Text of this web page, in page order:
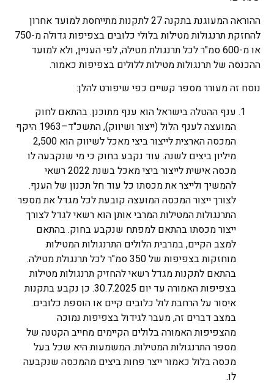
ההוראה המעוגנת בתקנה 27 לתקנות מתייחסת למועד אחרון
להחזקת תרנגולות מטילות בלולי כלובים בצפיפות גדולה מ-750
או מ-600 סמ"ר לכל תרנגולת מטילה, לפי העניין, ולא למועד
ההכנסה של תרנגולות מטילות ללולים בצפיפות כאמור.
נוסח זה מעורר מספר קשיים כפי שיפורט להלן:
ענף ההטלה בישראל הוא ענף מתוכנן. בהתאם לחוק
המועצה לענף הלול (ייצור ושיווק), התשכ"ד–1963 היקף
המכסה הארצית לייצור ביצי מאכל לשיווק הוא 2,500
מיליון ביצים לשנה. עוד נקבע בחוק כי מי שנקבעה לו
מכסה אישית לייצור ביצי מאכל בשנת 2022 רשאי
להמשיך ולייצר את מכסתו כל עוד חל תכנון של הענף.
לצורך ייצור המכסה המועצה קובעת לכל מגדל את מספר
התרנגולות המטילות המרבי אותן הוא רשאי לגדל לצורך
ייצור מכסתו בהתאם למפתח שנקבע בחוק. בהתאם
למצב הקיים, במרבית הלולים התרנגולות המטילות
מוחזקות בצפיפות של 350 סמ"ר לכל תרנגולת מטילה.
בהתאם לתקנות מגדל רשאי להחזיק תרנגולות מטילות
בצפיפות האמורה עד יום 30.7.2025. כן נקבע בתקנות
איסור על הרחבת לול כלובים קיים או הוספת כלובים.
במצב דברים זה, מעבר לגידול בצפיפות נמוכה
מהצפיפות האמורה בלולים הקיימים מחייב הקטנה של
מספר התרנגולות המטילות. המשמעות היא שכל בעל
מכסה בלול כאמור ייצר פחות ביצים מהמכסה שנקבעה
לו.